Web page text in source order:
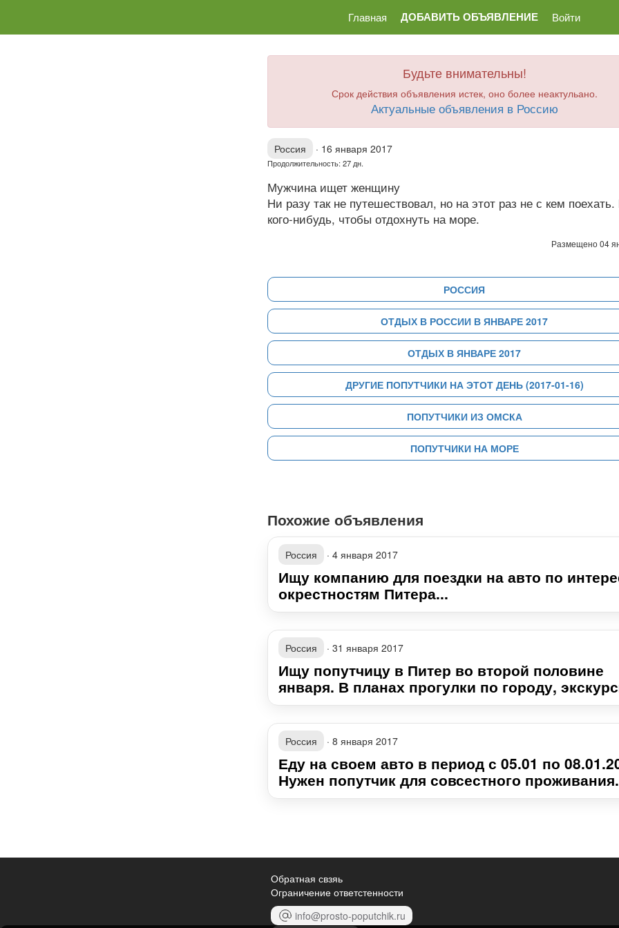
Главная ДОБАВИТЬ ОБЪЯВЛЕНИЕ Войти
Будьте внимательны!
Срок действия объявления истек, оно более неактульано.
Актуальные объявления в Россию
Россия · 16 января 2017
Продолжительность: 27 дн.
Мужчина ищет женщину
Ни разу так не путешествовал, но на этот раз не с кем
кого-нибудь, чтобы отдохнуть на море.
Размещено 04
РОССИЯ
ОТДЫХ В РОССИИ В ЯНВАРЕ 2017
ОТДЫХ В ЯНВАРЕ 2017
ДРУГИЕ ПОПУТЧИКИ НА ЭТОТ ДЕНЬ (2017-01-16)
ПОПУТЧИКИ ИЗ ОМСКА
ПОПУТЧИКИ НА МОРЕ
Похожие объявления
Россия · 4 января 2017
Ищу компанию для поездки на авто по
окрестностям Питера...
Россия · 31 января 2017
Ищу попутчицу в Питер во второй половине
января. В планах прогулки по городу,
Россия · 8 января 2017
Еду на своем авто в период с 05.01 по
Нужен попутчик для совсестного
Обратная свзяь
Ограничение ответстенности
info@prosto-poputchik.ru